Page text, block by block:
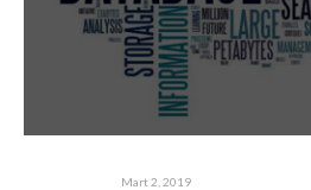
Mart 2, 2019